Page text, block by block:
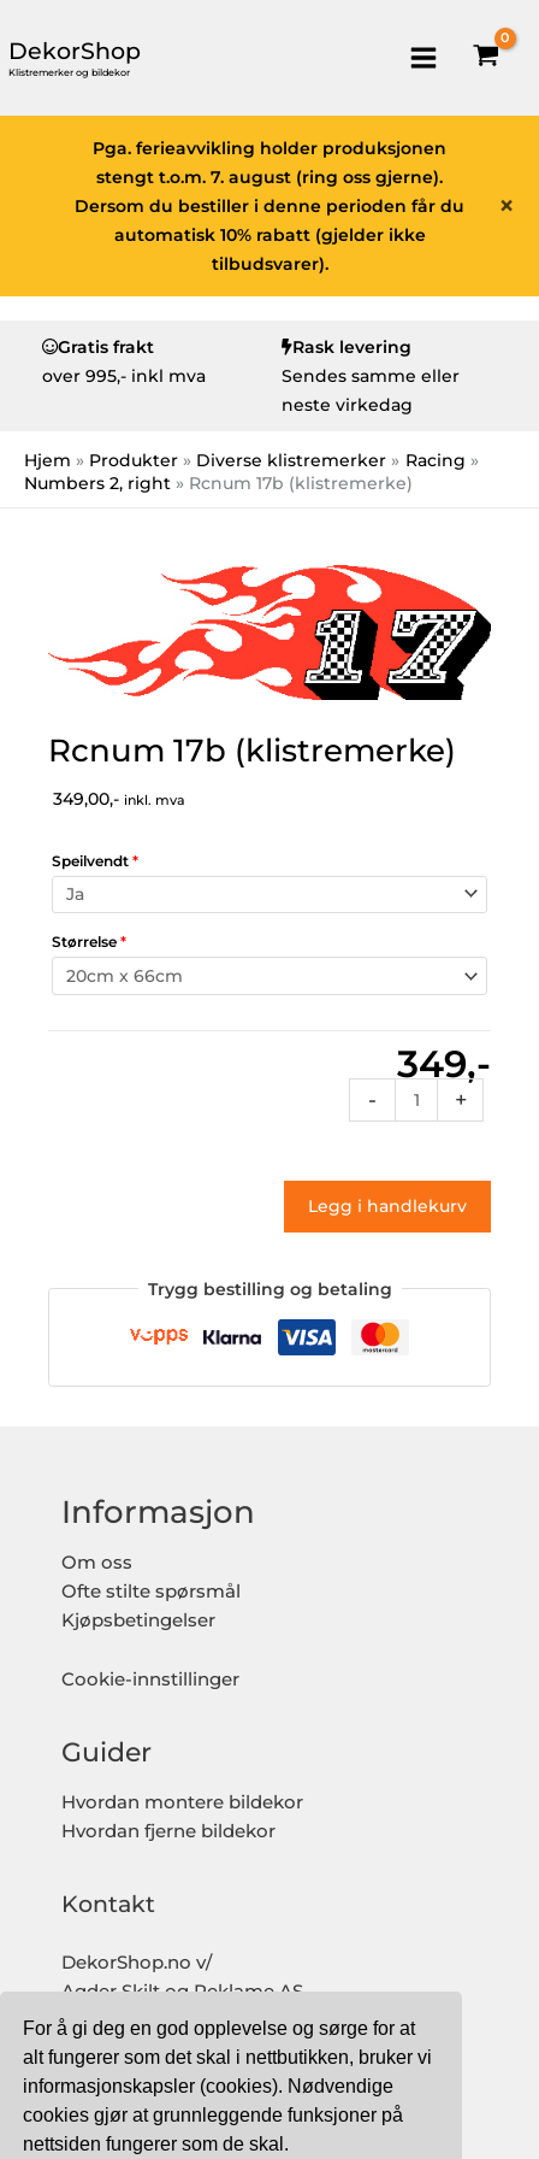
For å gi deg en god opplevelse og sørge for at
alt fungerer som det skal i nettbutikken, bruker vi
informasjonskapsler (cookies). Nødvendige
cookies gjør at grunnleggende funksjoner på
nettsiden fungerer som de skal.
DekorShop
Klistremerker og bildekor
×
Pga. ferieavvikling holder produksjonen
stengt t.o.m. 7. august (ring oss gjerne).
Dersom du bestiller i denne perioden får du
automatisk 10% rabatt (gjelder ikke
tilbudsvarer).
Gratis frakt
over 995,- inkl mva
Rask levering
Sendes samme eller
neste virkedag
Hjem Produkter Diverse klistremerker
Racing
Numbers 2, right
Rcnum 17b (klistremerke)
Rcnum 17b (klistremerke)
349,00,- inkl. mva
Speilvendt *
Størrelse *
349,-
-
17b
antall
+
Legg i handlekurv
Trygg bestilling og betaling
Informasjon
Om oss
Ofte stilte spørsmål
Kjøpsbetingelser
Cookie-innstillinger
Guider
Hvordan montere bildekor
Hvordan fjerne bildekor
Kontakt
DekorShop.no v/
Agder Skilt og Reklame AS
Org. nr: 997 633 016 MVA
salg@dekorshop.no
Tlf: 959 32 123
09.00 - 16.00